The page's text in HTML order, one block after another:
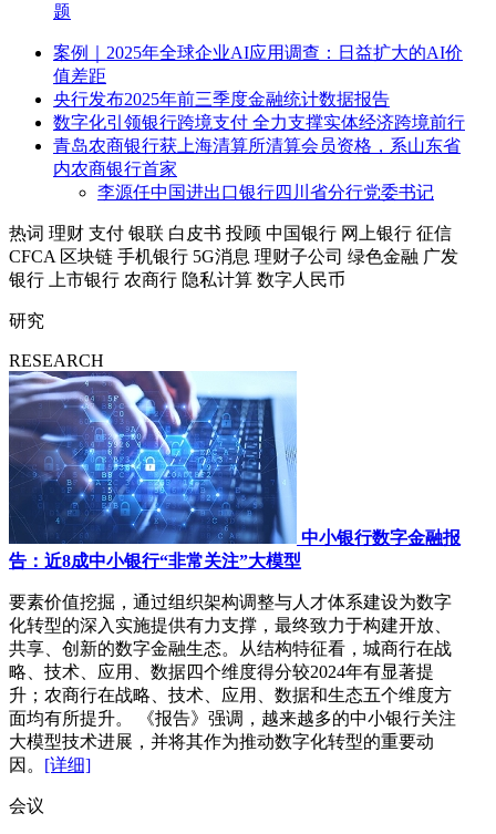
题
案例｜2025年全球企业AI应用调查：日益扩大的AI价
值差距
央行发布2025年前三季度金融统计数据报告
数字化引领银行跨境支付 全力支撑实体经济跨境前行
青岛农商银行获上海清算所清算会员资格，系山东省
内农商银行首家
李源任中国进出口银行四川省分行党委书记
热词 理财 支付 银联 白皮书 投顾 中国银行 网上银行 征信
CFCA 区块链 手机银行 5G消息 理财子公司 绿色金融 广发
银行
上市银行 农商行 隐私计算 数字人民币
研究
RESEARCH
中小银行数字金融报
告：近8成中小银行“非常关注”大模型
要素价值挖掘，通过组织架构调整与人才体系建设为数字
化转型的深入实施提供有力支撑，最终致力于构建开放、
共享、创新的数字金融生态。从结构特征看，城商行在战
略、技术、应用、数据四个维度得分较2024年有显著提
升；农商行在战略、技术、应用、数据和生态五个维度方
面均有所提升。 《报告》强调，越来越多的中小银行关注
大模型技术进展，并将其作为推动数字化转型的重要动
因。 [详细]
会议